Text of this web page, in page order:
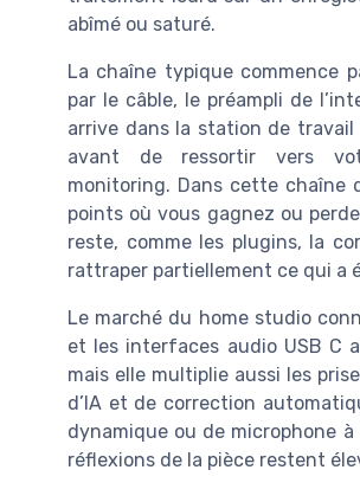
abîmé ou saturé.
La chaîne typique commence
par le câble, le préampli de
arrive dans la station de travail
avant de ressortir vers
monitoring. Dans cette chaîne
points où vous gagnez ou
reste, comme les plugins, la
rattraper partiellement ce qui a
Le marché du home studio
et les interfaces audio USB C
mais elle multiplie aussi les
d’IA et de correction
dynamique ou de microphone
réflexions de la pièce restent